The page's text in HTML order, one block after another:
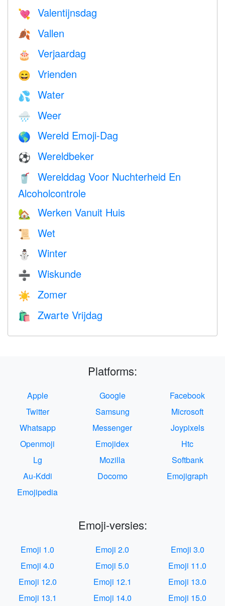
💘 Valentijnsdag
🍂 Vallen
🎂 Verjaardag
😄 Vrienden
💦 Water
🌧 Weer
🌎 Wereld Emoji-Dag
⚽ Wereldbeker
🥤
Werelddag Voor Nuchterheid En
Alcoholcontrole
🏡 Werken Vanuit Huis
📜 Wet
⛄ Winter
➗ Wiskunde
☀️ Zomer
🛍 Zwarte Vrijdag
Platforms:
Apple Google
Facebook
Twitter
Samsung
Microsoft
Whatsapp
Messenger
Joypixels
Openmoji
Emojidex
Htc
Lg
Mozilla
Softbank
Au-Kddi
Docomo
Emojigraph
Emojipedia
Emoji-versies:
Emoji 1.0 Emoji 2.0
Emoji 3.0
Emoji 4.0
Emoji 5.0
Emoji 11.0
Emoji 12.0
Emoji 12.1
Emoji 13.0
Emoji 13.1
Emoji 14.0 Emoji 15.0